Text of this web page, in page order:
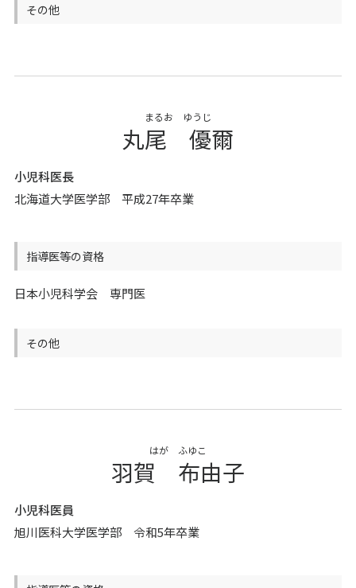
その他
まるお ゆうじ
丸尾 優爾
小児科医長
北海道大学医学部 平成27年卒業
指導医等の資格
日本小児科学会 専門医
その他
はが ふゆこ
羽賀 布由子
小児科医員
旭川医科大学医学部 令和5年卒業